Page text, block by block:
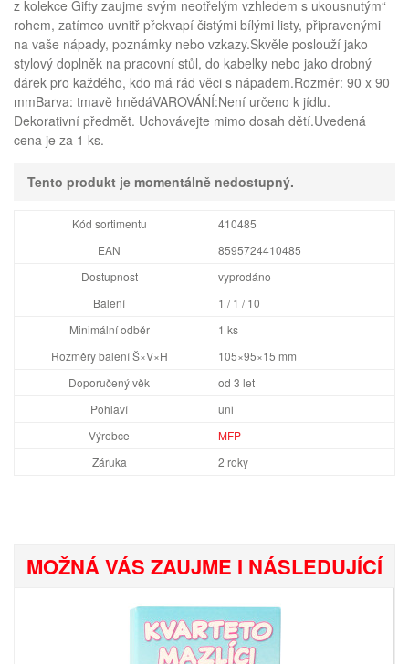
z kolekce Gifty zaujme svým neotřelým vzhledem s ukousnutým“
rohem, zatímco uvnitř překvapí čistými bílými listy, připravenými
na vaše nápady, poznámky nebo vzkazy.Skvěle poslouží jako
stylový doplněk na pracovní stůl, do kabelky nebo jako drobný
dárek pro každého, kdo má rád věci s nápadem.Rozměr: 90 x 90
mmBarva: tmavě hnědáVAROVÁNÍ:Není určeno k jídlu.
Dekorativní předmět. Uchovávejte mimo dosah dětí.Uvedená
cena je za 1 ks.
Tento produkt je momentálně nedostupný.
Kód sortimentu
410485
EAN
8595724410485
Dostupnost
vyprodáno
Balení
1 / 1 / 10
Minimální odběr
1 ks
Rozměry balení Š×V×H
105×95×15 mm
Doporučený věk
od 3 let
Pohlaví
uni
Výrobce
MFP
Záruka
2 roky
MOŽNÁ VÁS ZAUJME I NÁSLEDUJÍCÍ